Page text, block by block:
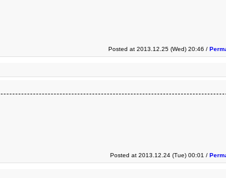
Posted at 2013.12.25 (Wed) 20:46 /
Posted at 2013.12.24 (Tue) 00:01 /